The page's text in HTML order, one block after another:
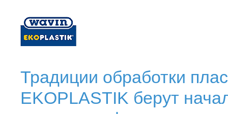
Традиции обработки
EKOPLASTIK берут